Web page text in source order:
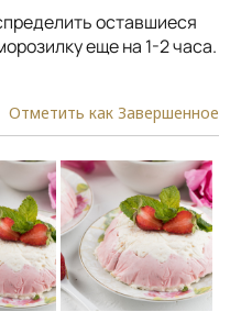
оставшиеся
еще на 1-2 часа.
Отметить как Завершенное